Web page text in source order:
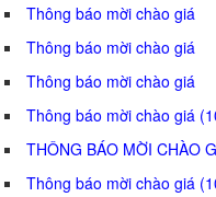
Thông báo mời chào giá
Thông báo mời chào giá
Thông báo mời chào giá
Thông báo mời chào giá
THÔNG BÁO MỜI CHÀO
Thông báo mời chào giá